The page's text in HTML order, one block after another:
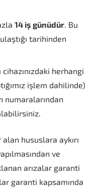
14 iş günüdür . Bu
tarihinden
herhangi
işlem dahilinde)
numaralarından
hususlara aykırı
ve
arızalar garanti
garanti kapsamında